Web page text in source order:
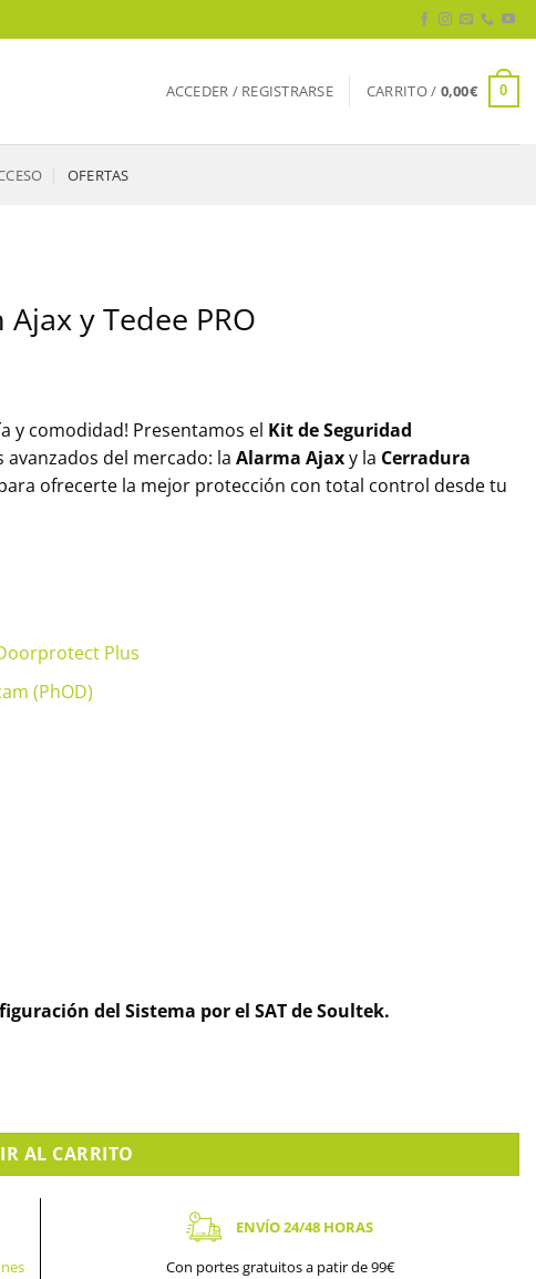
ACCEDER / REGISTRARSE CARRITO / 0,00€ 0
OFERTAS
y Tedee PRO
y comodidad! Presentamos el Kit de Seguridad
del mercado: la Alarma Ajaxy la Cerradura
ofrecerte la mejor protección con total control desde tu
Plus
(PhOD)
del Sistema por el SAT de Soultek.
AL CARRITO
ENVÍO 24/48 HORAS
Con portes gratuitos a patir de 99€